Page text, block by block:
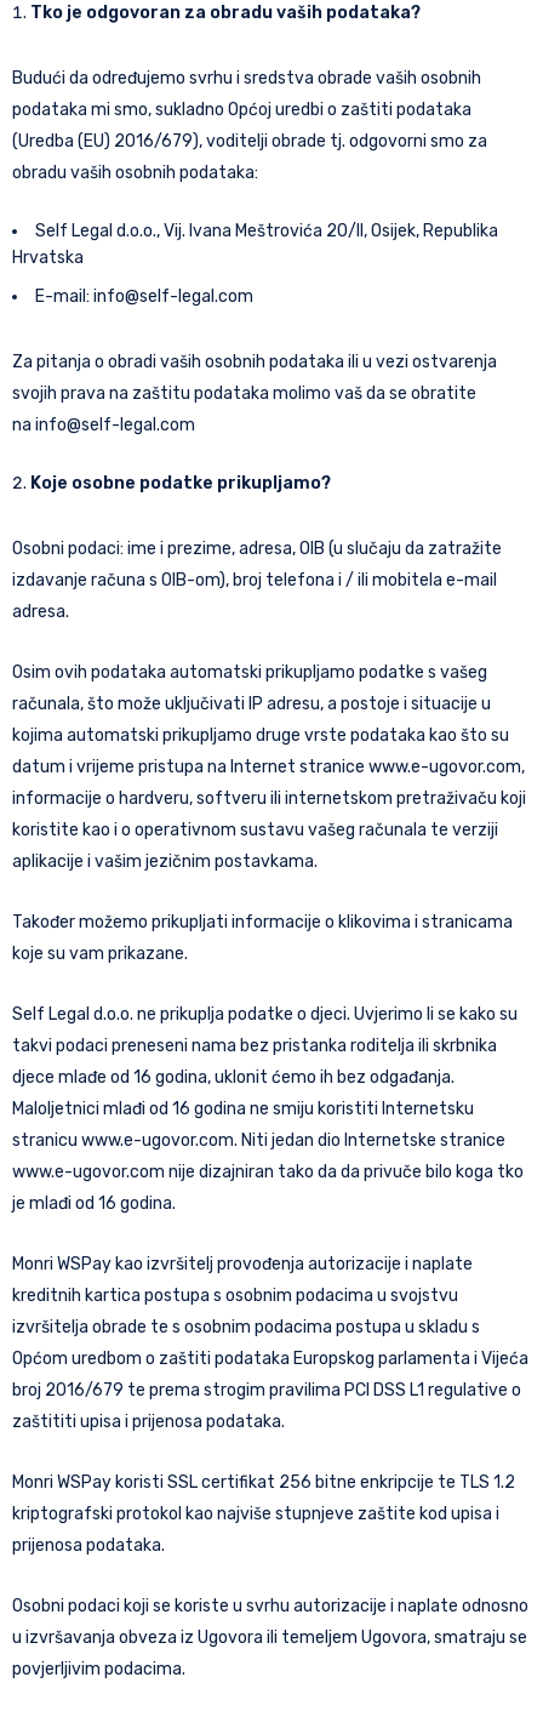
Tko je odgovoran za obradu vaših podataka?
Budući da određujemo svrhu i sredstva obrade vaših osobnih
podataka mi smo, sukladno Općoj uredbi o zaštiti podataka
(Uredba (EU) 2016/679), voditelji obrade tj. odgovorni smo za
obradu vaših osobnih podataka:
Self Legal d.o.o., Vij. Ivana Meštrovića 20/II, Osijek, Republika
Hrvatska
E-mail: info@self-legal.com
Za pitanja o obradi vaših osobnih podataka ili u vezi ostvarenja
svojih prava na zaštitu podataka molimo vaš da se obratite
na info@self-legal.com
Koje osobne podatke prikupljamo?
Osobni podaci: ime i prezime, adresa, OIB (u slučaju da zatražite
izdavanje računa s OIB-om), broj telefona i / ili mobitela e-mail
adresa.
Osim ovih podataka automatski prikupljamo podatke s vašeg
računala, što može uključivati IP adresu, a postoje i situacije u
kojima automatski prikupljamo druge vrste podataka kao što su
datum i vrijeme pristupa na Internet stranice www.e-ugovor.com,
informacije o hardveru, softveru ili internetskom pretraživaču koji
koristite kao i o operativnom sustavu vašeg računala te verziji
aplikacije i vašim jezičnim postavkama.
Također možemo prikupljati informacije o klikovima i stranicama
koje su vam prikazane.
Self Legal d.o.o. ne prikuplja podatke o djeci. Uvjerimo li se kako su
takvi podaci preneseni nama bez pristanka roditelja ili skrbnika
djece mlađe od 16 godina, uklonit ćemo ih bez odgađanja.
Maloljetnici mlađi od 16 godina ne smiju koristiti Internetsku
stranicu www.e-ugovor.com. Niti jedan dio Internetske stranice
www.e-ugovor.com nije dizajniran tako da da privuče bilo koga tko
je mlađi od 16 godina.
Monri WSPay kao izvršitelj provođenja autorizacije i naplate
kreditnih kartica postupa s osobnim podacima u svojstvu
izvršitelja obrade te s osobnim podacima postupa u skladu s
Općom uredbom o zaštiti podataka Europskog parlamenta i Vijeća
broj 2016/679 te prema strogim pravilima PCI DSS L1 regulative o
zaštititi upisa i prijenosa podataka.
Monri WSPay koristi SSL certifikat 256 bitne enkripcije te TLS 1.2
kriptografski protokol kao najviše stupnjeve zaštite kod upisa i
prijenosa podataka.
Osobni podaci koji se koriste u svrhu autorizacije i naplate odnosno
u izvršavanja obveza iz Ugovora ili temeljem Ugovora, smatraju se
povjerljivim podacima.